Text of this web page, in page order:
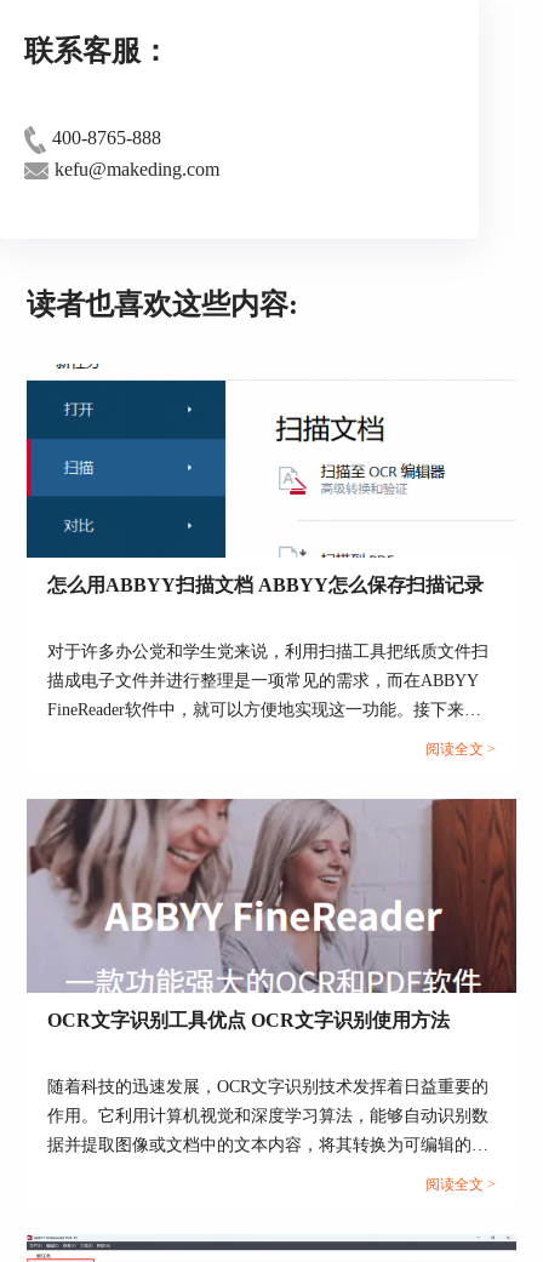
更多关于ABBYY FineReader的使用问题，请
点击访问ABBYY中文教程中心
联系客服：
400-8765-888
kefu@makeding.com
读者也喜欢这些内容:
怎么用ABBYY扫描文档 ABBYY怎么保存扫描记录
对于许多办公党和学生党来说，利用扫描工具把纸质文件扫
描成电子文件并进行整理是一项常见的需求，而在ABBYY
FineReader软件中，就可以方便地实现这一功能。接下来我
们就一起来了解下怎么用ABBYY扫描文档，ABBYY怎么保
阅读全文 >
OCR文字识别工具优点 OCR文字识别使用方法
随着科技的迅速发展，OCR文字识别技术发挥着日益重要的
作用。它利用计算机视觉和深度学习算法，能够自动识别数
据并提取图像或文档中的文本内容，将其转换为可编辑的文
档，接下来就来带大家了解一下OCR文字识别工具优点，
阅读全文 >